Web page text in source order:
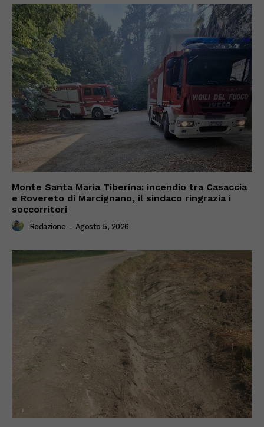
Monte Santa Maria Tiberina: incendio tra Casaccia
e Rovereto di Marcignano, il sindaco ringrazia i
soccorritori
Redazione - Agosto 5, 2026